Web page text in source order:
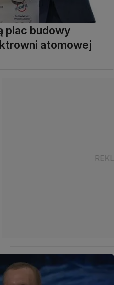
plac budowy
atomowej